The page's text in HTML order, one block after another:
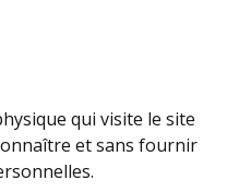
qui visite le site
et sans fournir